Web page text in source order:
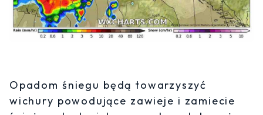
Opadom śniegu będą towarzyszyć
wichury powodujące zawieje i zamiecie